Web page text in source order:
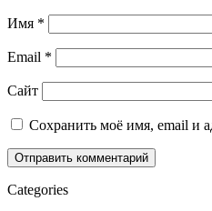
Имя *
Email *
Сайт
Сохранить моё имя, email и
Categories